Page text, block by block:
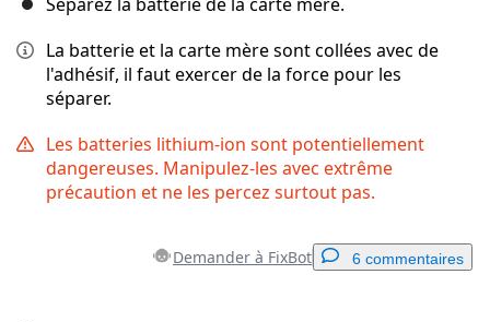
La batterie et la carte mère sont collées avec de
l'adhésif, il faut exercer de la force pour les
séparer.
Les batteries lithium-ion sont potentiellement
dangereuses. Manipulez-les avec extrême
précaution et ne les percez surtout pas.
Demander à FixBot 6 commentaires